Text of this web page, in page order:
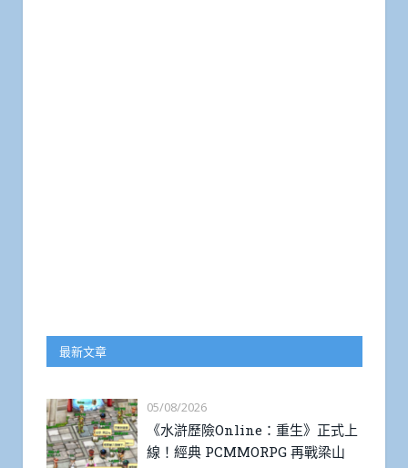
最新文章
05/08/2026
《水滸歷險Online：重生》正式上
線！經典 PCMMORPG 再戰梁山